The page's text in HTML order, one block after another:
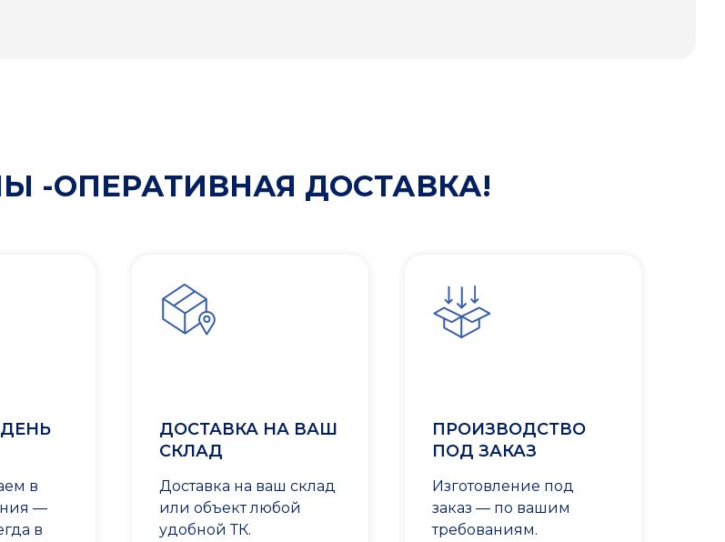
-ОПЕРАТИВНАЯ ДОСТАВКА!
в
—
в
ДОСТАВКА НА ВАШ
СКЛАД
Доставка на ваш склад
или объект любой
удобной ТК.
ПРОИЗВОДСТВО
ПОД ЗАКАЗ
Изготовление под
заказ — по вашим
требованиям.